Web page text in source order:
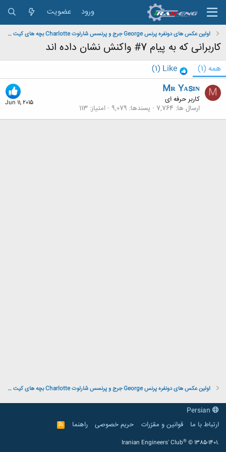
ورود عضویت
اولین عکس های دونفره پرنس George جرج و پرنسس شارلوت Charlotte بچه های کیت میدلتون
کاربرانی که به پیام 7# واکنش نشان داده اند
همه (1)
Like
(1)
M
Jun 11, 2015
Mʀ Yᴀsɪɴ
کاربر حرفه ای
ارسال ها 7,764 پسندها 9,079 امتیاز 113
اولین عکس های دونفره پرنس George جرج و پرنسس شارلوت Charlotte بچه های کیت میدلتون
ارتباط با ما
قوانین و مقرّرات حریم خصوصی راهنما
R
S
Iranian Engineers' Club® © 1385-1401.